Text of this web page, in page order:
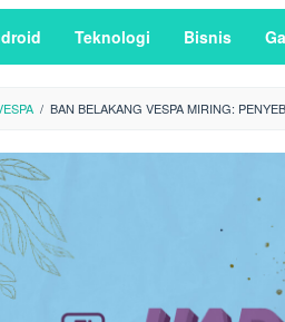
Teknologi Bisnis
/ BAN BELAKANG VESPA MIRING: